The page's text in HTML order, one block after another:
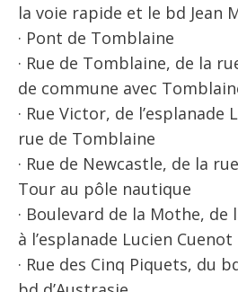
la voie rapide et le bd Jean
· Pont de Tomblaine
· Rue de Tomblaine, de la
de commune avec
· Rue Victor, de l’esplanade
rue de Tomblaine
· Rue de Newcastle, de la
Tour au pôle nautique
· Boulevard de la Mothe, de
à l’esplanade Lucien Cuenot
· Rue des Cinq Piquets, du